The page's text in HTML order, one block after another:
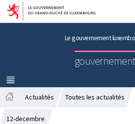
Aller au menu
Aller au contenu
Le gouvernement
MENU
PRINCIPAL
c
Actualités Toutes les actualités
12-decembre